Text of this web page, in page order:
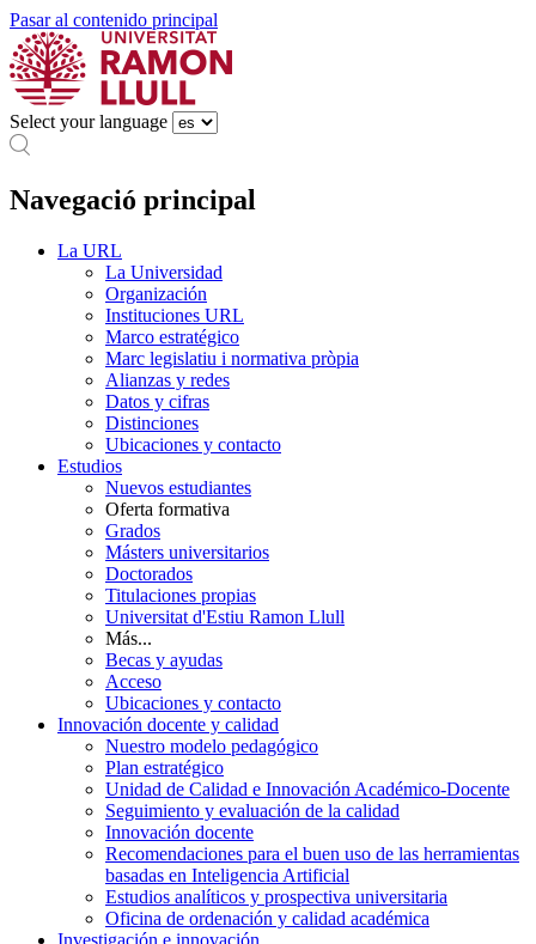
Pasar al contenido principal
Select your language
Navegació principal
La URL
La Universidad
Organización
Instituciones URL
Marco estratégico
Marc legislatiu i normativa pròpia
Alianzas y redes
Datos y cifras
Distinciones
Ubicaciones y contacto
Estudios
Nuevos estudiantes
Oferta formativa
Grados
Másters universitarios
Doctorados
Titulaciones propias
Universitat d'Estiu Ramon Llull
Más...
Becas y ayudas
Acceso
Ubicaciones y contacto
Innovación docente y calidad
Nuestro modelo pedagógico
Plan estratégico
Unidad de Calidad e Innovación Académico-Docente
Seguimiento y evaluación de la calidad
Innovación docente
Recomendaciones para el buen uso de las herramientas
basadas en Inteligencia Artificial
Estudios analíticos y prospectiva universitaria
Oficina de ordenación y calidad académica
Investigación e innovación